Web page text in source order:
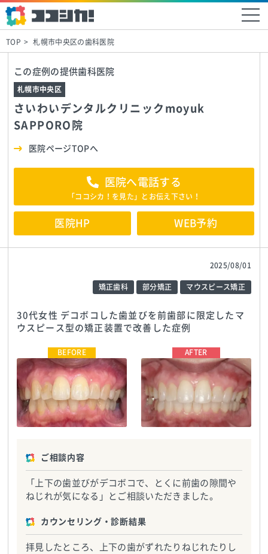
TOP 札幌市中央区の歯科医院
この症例の提供歯科医院
さいわいデンタルクリニックmoyuk
SAPPORO院
札幌市中央区
医院ページTOPへ
医院へ電話する
「ココシカ！を見た」とお伝え下さい！
医院HP WEB予約
矯正歯科 部分矯正 マウスピース矯正
2025/08/01
30代女性 デコボコした歯並びを前歯部に限定したマ
ウスピース型の矯正装置で改善した症例
さいわいデンタルクリニック
moyuk SAPPORO院TEL:05018094594
さいわいデンタルクリニック
moyuk SAPPORO院TEL:05018094594
ご相談内容
「上下の歯並びがデコボコで、とくに前歯の隙間や
ねじれが気になる」とご相談いただきました。
カウンセリング・診断結果
拝見したところ、上下の歯がずれたりねじれたりし